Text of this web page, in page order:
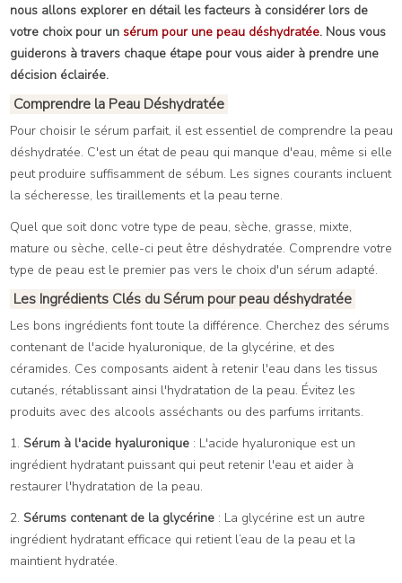
nous allons explorer en détail les facteurs à considérer lors de
votre choix pour un sérum pour une peau déshydratée. Nous vous
guiderons à travers chaque étape pour vous aider à prendre une
décision éclairée.
Comprendre la Peau Déshydratée
Pour choisir le sérum parfait, il est essentiel de comprendre la peau
déshydratée. C'est un état de peau qui manque d'eau, même si elle
peut produire suffisamment de sébum. Les signes courants incluent
la sécheresse, les tiraillements et la peau terne.
Quel que soit donc votre type de peau, sèche, grasse, mixte,
mature ou sèche, celle-ci peut être déshydratée. Comprendre votre
type de peau est le premier pas vers le choix d'un sérum adapté.
Les Ingrédients Clés du Sérum pour peau déshydratée
Les bons ingrédients font toute la différence. Cherchez des sérums
contenant de l'acide hyaluronique, de la glycérine, et des
céramides. Ces composants aident à retenir l'eau dans les tissus
cutanés, rétablissant ainsi l'hydratation de la peau. Évitez les
produits avec des alcools asséchants ou des parfums irritants.
1. Sérum à l'acide hyaluronique: L'acide hyaluronique est un
ingrédient hydratant puissant qui peut retenir l'eau et aider à
restaurer l'hydratation de la peau.
2. Sérums contenant de la glycérine: La glycérine est un autre
ingrédient hydratant efficace qui retient l’eau de la peau et la
maintient hydratée.